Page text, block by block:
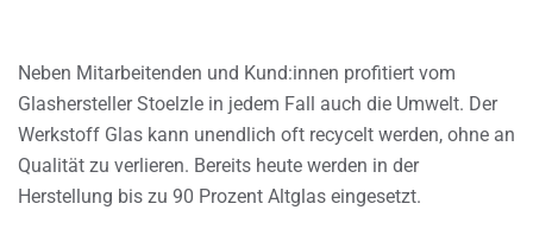
Neben Mitarbeitenden und Kund:innen profitiert vom
Glashersteller Stoelzle in jedem Fall auch die Umwelt. Der
Werkstoff Glas kann unendlich oft recycelt werden, ohne an
Qualität zu verlieren. Bereits heute werden in der
Herstellung bis zu 90 Prozent Altglas eingesetzt.